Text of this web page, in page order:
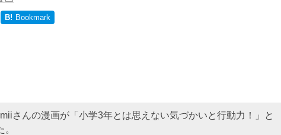
B! Bookmark
さんの漫画が「小学3年とは思えない気づかいと行動力！」と